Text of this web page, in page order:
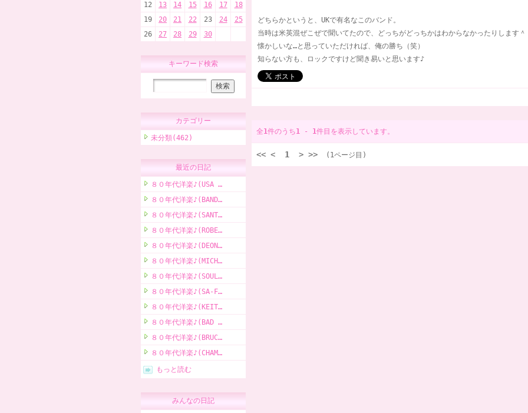
12
13 14 15 16 17
18
19
20 21 22 23 24
25
26
27 28 29 30
キーワード検索
カテゴリー
未分類(462)
最近の日記
８０年代洋楽♪(USA …
８０年代洋楽♪(BAND…
８０年代洋楽♪(SANT…
８０年代洋楽♪(ROBE…
８０年代洋楽♪(DEON…
８０年代洋楽♪(MICH…
８０年代洋楽♪(SOUL…
８０年代洋楽♪(SA-F…
８０年代洋楽♪(KEIT…
８０年代洋楽♪(BAD …
８０年代洋楽♪(BRUC…
８０年代洋楽♪(CHAM…
もっと読む
みんなの日記
どちらかというと、UKで有名なこのバンド。
当時は米英混ぜこぜで聞いてたので、どっちがどっちかはわからなかったりします＾
懐かしいな…と思っていただければ、俺の勝ち（笑）
知らない方も、ロックですけど聞き易いと思います♪
全1件のうち1 - 1件目を表示しています。
<< < 1 > >> (1ページ目)